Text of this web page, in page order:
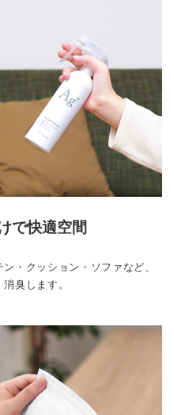
で快適空間
・クッション・ソファなど、
臭します。